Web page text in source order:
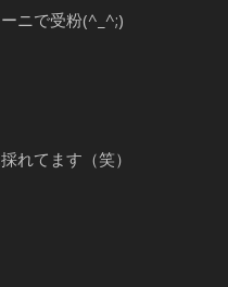
ニで受粉(^_^;)
れてます（笑）